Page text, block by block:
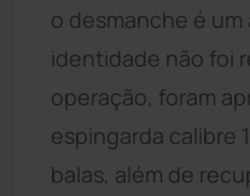
o desmanche é
identidade não foi
operação, foram
espingarda calibre
balas, além de